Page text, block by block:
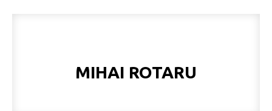
MIHAI ROTARU